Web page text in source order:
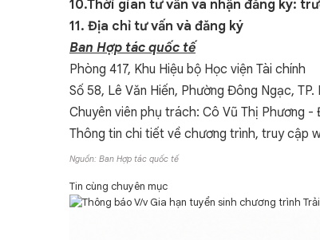
10.Thời gian tư vấn và nhận đăng ký:
11. Địa chỉ tư vấn và đăng ký
Ban Hợp tác quốc tế
Phòng 417, Khu Hiệu bộ Học viện Tài chính
Số 58, Lê Văn Hiến, Phường Đông Ngạc, TP.
Chuyên viên phụ trách: Cô Vũ Thị Phương -
Thông tin chi tiết về chương trình, truy cập
Nguồn: Ban Hợp tác quốc tế
Tin cùng chuyên mục